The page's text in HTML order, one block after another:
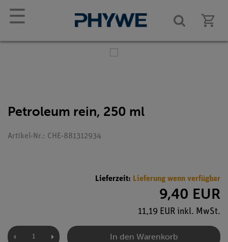
☰
Petroleum rein, 250 ml
Artikel-Nr.: CHE-881312934
Lieferzeit: Lieferung wenn verfügbar
9,40 EUR
11,19 EUR inkl. MwSt.
In den Warenkorb